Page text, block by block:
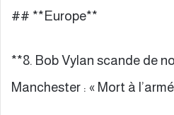
## **Europe**
**8. Bob Vylan scande de
Manchester : « Mort à